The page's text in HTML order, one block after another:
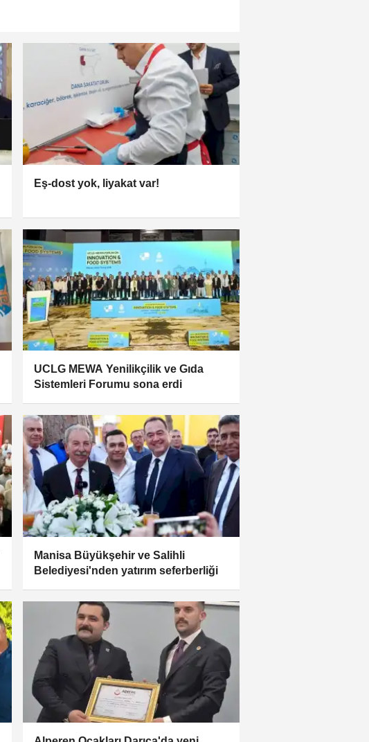
Eş-dost yok, liyakat var!
UCLG MEWA Yenilikçilik ve Gıda
Sistemleri Forumu sona erdi
Manisa Büyükşehir ve Salihli
Belediyesi'nden yatırım seferberliği